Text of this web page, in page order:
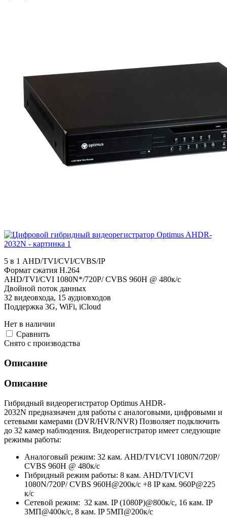
5 в 1 AHD/TVI/CVI/CVBS/IP
Формат сжатия H.264
AHD/TVI/CVI 1080N*/720P/ CVBS 960H @ 480к/с
Двойной поток данных
32 видеовхода, 15 аудиовходов
Поддержка 3G, WiFi, iCloud
Нет в наличии
Cравнить
Снято с производства
Описание
Описание
Гибридный видеорегистратор Optimus AHDR-
2032N предназначен для работы с аналоговыми, цифровыми и
сетевыми камерами (DVR/HVR/NVR) Позволяет подключить
до 32 камер наблюдения. Видеорегистратор имеет следующие
режимы работы:
Аналоговый режим: 32 кам. AHD/TVI/CVI 1080N/720P/
CVBS 960H @ 480к/с
Гибридный режим работы: 8 кам. AHD/TVI/CVI
1080N/720P/ CVBS 960H@200к/с +8 IP кам. 960P@225
к/с
Сетевой режим: 32 кам. IP (1080P)@800к/с, 16 кам. IP
3МП@400к/с, 8 кам. IP 5МП@200к/с